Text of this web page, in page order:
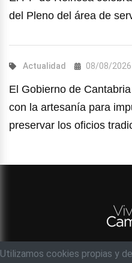
Utilizamos cookies propias y
del Pleno del área de
Actualidad 08/08/2026
El Gobierno de
con la artesanía para
preservar los oficios
© Objetivo 35